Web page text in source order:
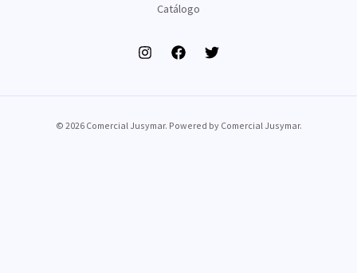
Catálogo
© 2026 Comercial Jusymar. Powered by Comercial Jusymar.